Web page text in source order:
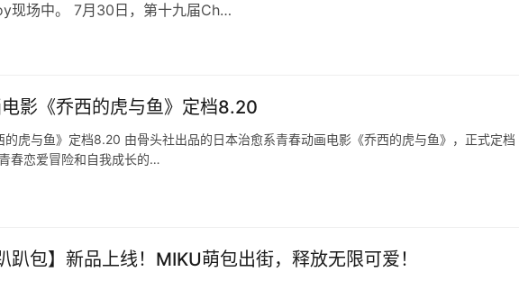
现场中。 7月30日，第十九届Ch…
影《乔西的虎与鱼》定档8.20
虎与鱼》定档8.20 由骨头社出品的日本治愈系青春动画电影《乔西的虎与鱼》，正式定档
春恋爱冒险和自我成长的…
趴包】新品上线！MIKU萌包出街，释放无限可爱！